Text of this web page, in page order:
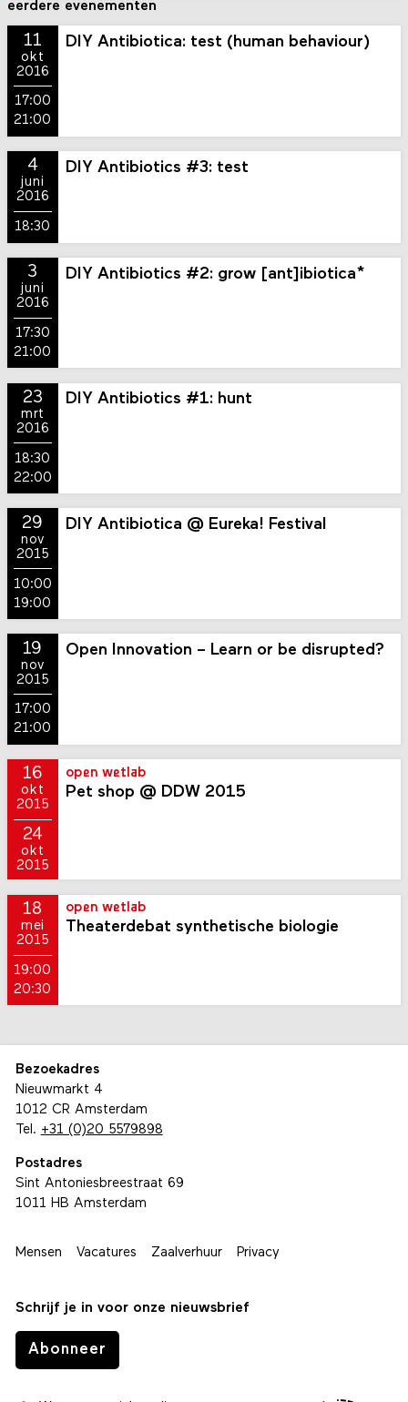
eerdere evenementen
11
okt
2016
17:00
21:00
DIY Antibiotica: test (human behaviour)
4
juni
2016
18:30
DIY Antibiotics #3: test
3
juni
2016
17:30
21:00
DIY Antibiotics #2: grow [ant]ibiotica*
23
mrt
2016
18:30
22:00
DIY Antibiotics #1: hunt
29
nov
2015
10:00
19:00
DIY Antibiotica @ Eureka! Festival
19
nov
2015
17:00
21:00
Open Innovation – Learn or be disrupted?
16
okt
2015
24
okt
2015
open wetlab
Pet shop @ DDW 2015
18
mei
2015
19:00
20:30
open wetlab
Theaterdebat synthetische biologie
Bezoekadres
Nieuwmarkt 4
1012 CR Amsterdam
Tel. +31 (0)20 5579898
Postadres
Sint Antoniesbreestraat 69
1011 HB Amsterdam
Mensen Vacatures Zaalverhuur Privacy
Schrijf je in voor onze nieuwsbrief
Abonneer